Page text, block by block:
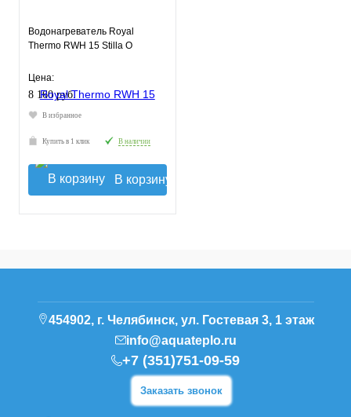
Водонагреватель Royal
Thermo RWH 15 Stilla О
Цена:
8 160 руб.
В избранное
Купить в 1 клик В наличии
В корзину
454902, г. Челябинск, ул. Гостевая 3, 1 этаж
info@aquateplo.ru
+7 (351)751-09-59
Заказать звонок